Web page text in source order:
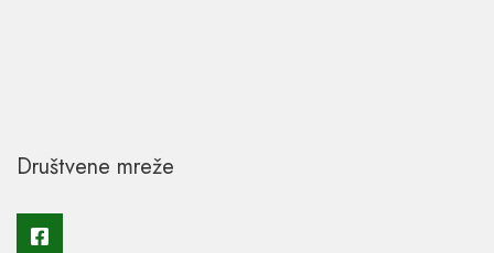
Društvene mreže